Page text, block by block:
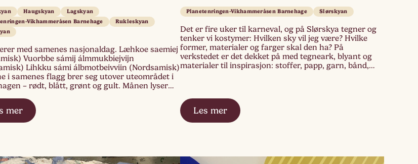
Haugskyan
Lagskyan
Vikhammeråsen Barnehage
Rukleskyan
med samenes nasjonaldag. Læhkoe saemiej
Vuorbbe sámij álmmukbiejvijn
Lihkku sámi álbmotbeivviin (Nordsamisk)
i samenes flagg brer seg utover uteområdet i
– rødt, blått, grønt og gult. Månen lyser
som preger flagget er et gammelt samisk
som her symboliserer […]
mer
Planetenringen-Vikhammeråsen Barnehage Slørskyan
Det er fire uker til karneval, og på Slørskya tegner og
tenker vi kostymer: Hvilken sky vil jeg være? Hvilke
former, materialer og farger skal den ha? På
verkstedet er det dekket på med tegneark, blyant og
materialer til inspirasjon: stoffer, papp, garn, bånd,
Les mer